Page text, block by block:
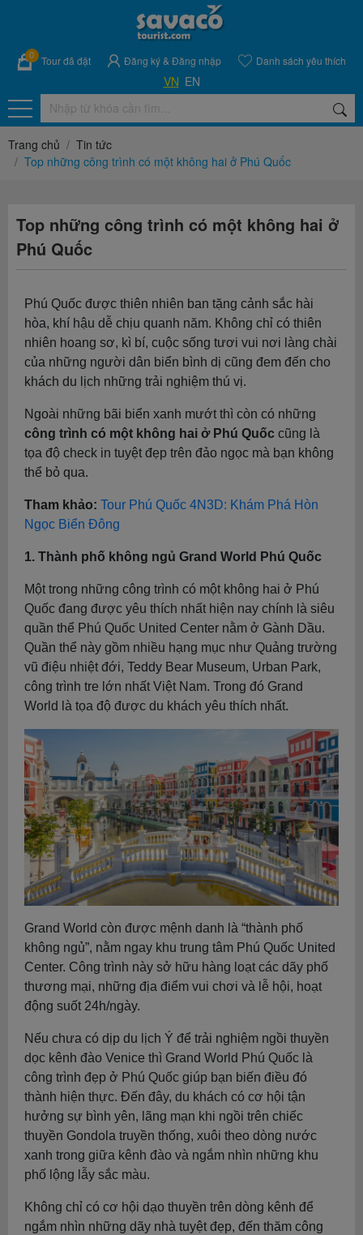
0 Tour đã đặt Đăng ký& Đăng nhập Danh sách yêu thích
VN EN
Trang chủ
Tin tức
Top những công trình có một không hai ở Phú Quốc
Top những công trình có một không hai ở
Phú Quốc
Phú Quốc được thiên nhiên ban tặng cảnh sắc hài
hòa, khí hậu dễ chịu quanh năm. Không chỉ có thiên
nhiên hoang sơ, kì bí, cuộc sống tươi vui nơi làng chài
của những người dân biển bình dị cũng đem đến cho
khách du lịch những trải nghiệm thú vị.
Ngoài những bãi biển xanh mướt thì còn có những
công trình có một không hai ở Phú Quốc cũng là
tọa độ check in tuyệt đẹp trên đảo ngọc mà bạn không
thể bỏ qua.
Tham khảo: Tour Phú Quốc 4N3D: Khám Phá Hòn
Ngọc Biển Đông
1. Thành phố không ngủ Grand World Phú Quốc
Một trong những công trình có một không hai ở Phú
Quốc đang được yêu thích nhất hiện nay chính là siêu
quần thể Phú Quốc United Center nằm ở Gành Dầu.
Quần thể này gồm nhiều hạng mục như Quảng trường
vũ điệu nhiệt đới, Teddy Bear Museum, Urban Park,
công trình tre lớn nhất Việt Nam. Trong đó Grand
World là tọa độ được du khách yêu thích nhất.
Grand World còn được mệnh danh là “thành phố
không ngủ”, nằm ngay khu trung tâm Phú Quốc United
Center. Công trình này sở hữu hàng loạt các dãy phố
thương mại, những địa điểm vui chơi và lễ hội, hoạt
động suốt 24h/ngày.
Nếu chưa có dịp du lịch Ý để trải nghiệm ngồi thuyền
dọc kênh đào Venice thì Grand World Phú Quốc là
công trình đẹp ở Phú Quốc giúp bạn biến điều đó
thành hiện thực. Đến đây, du khách có cơ hội tận
hưởng sự bình yên, lãng mạn khi ngồi trên chiếc
thuyền Gondola truyền thống, xuôi theo dòng nước
xanh trong giữa kênh đào và ngắm nhìn những khu
phố lộng lẫy sắc màu.
Không chỉ có cơ hội dạo thuyền trên dòng kênh để
ngắm nhìn những dãy nhà tuyệt đẹp, đến thăm công